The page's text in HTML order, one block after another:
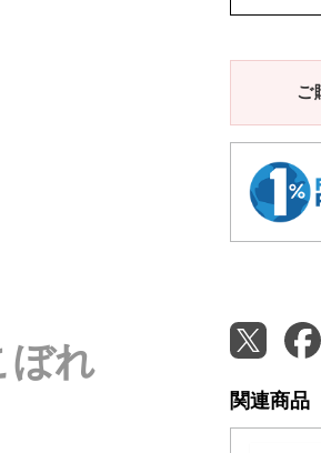
ぼれ
ご
関連商品